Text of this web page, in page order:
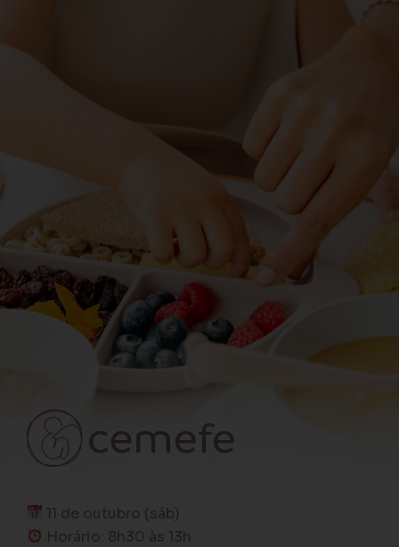
11 de outubro (sáb)
Horário: 8h30 às 13h